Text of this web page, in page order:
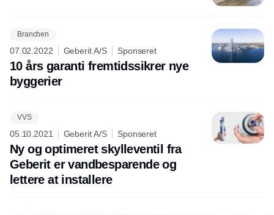
Branchen
07.02.2022 Geberit A/S Sponseret
10 års garanti fremtidssikrer nye
byggerier
VVS
05.10.2021 Geberit A/S Sponseret
Ny og optimeret skylleventil fra
Geberit er vandbesparende og
lettere at installere